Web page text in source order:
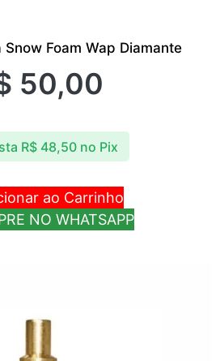
Foam Wap Diamante
50,00
R$ 48,50 no Pix
ao Carrinho
NO WHATSAPP